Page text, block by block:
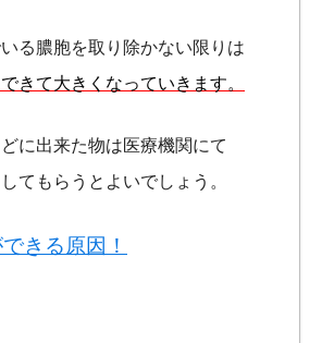
る膿胞を取り除かない限りは
きて大きくなっていきます。
に出来た物は医療機関にて
てもらうとよいでしょう。
きる原因！